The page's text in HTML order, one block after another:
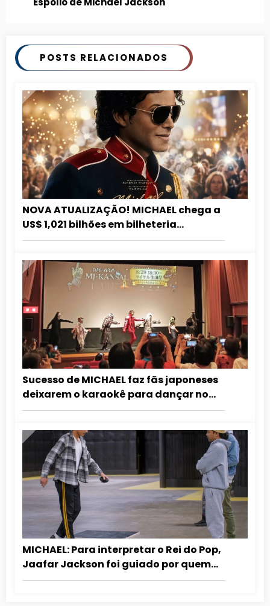
POSTS RELACIONADOS
NOVA ATUALIZAÇÃO! MICHAEL chega a
US$ 1,021 bilhões em bilheteria
mundialmente
Sucesso de MICHAEL faz fãs japoneses
deixarem o karaokê para dançar no
cinema
MICHAEL: Para interpretar o Rei do Pop,
Jaafar Jackson foi guiado por quem
dançou com ele